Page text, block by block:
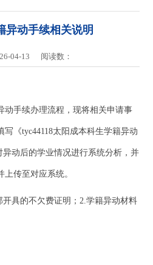
异动手续相关说明
04-13 阅读数：
动手续办理流程，现将相关申请事
《tyc44118太阳成本科生学籍异动
动后的学业情况进行系统分析，并
传至对应系统。
开具的不欠费证明；2.学籍异动材料